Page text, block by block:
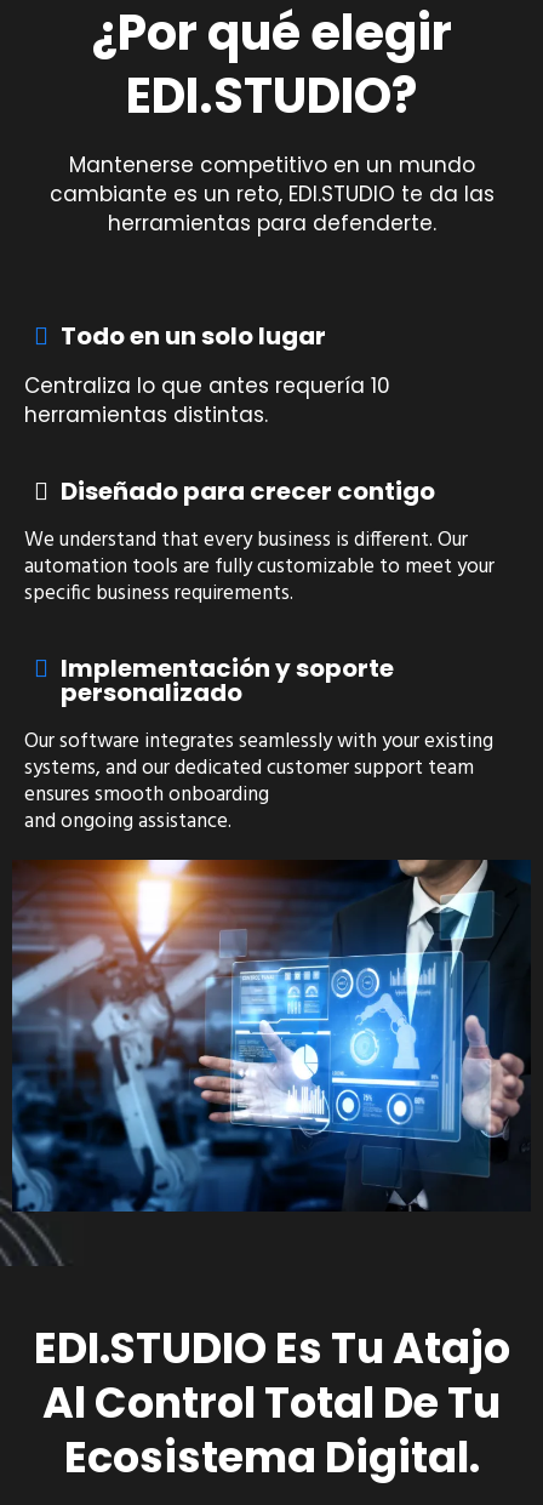
¿Por qué elegir
EDI.STUDIO?
Mantenerse competitivo en un mundo
cambiante es un reto, EDI.STUDIO te da las
herramientas para defenderte.
Todo en un solo lugar
Centraliza lo que antes requería 10
herramientas distintas.
Diseñado para crecer contigo
We understand that every business is different. Our
automation tools are fully customizable to meet your
specific business requirements.
Implementación y soporte
personalizado
Our software integrates seamlessly with your existing
systems, and our dedicated customer support team
ensures smooth onboarding
and ongoing assistance.
EDI.STUDIO Es Tu Atajo
Al Control Total De Tu
Ecosistema Digital.